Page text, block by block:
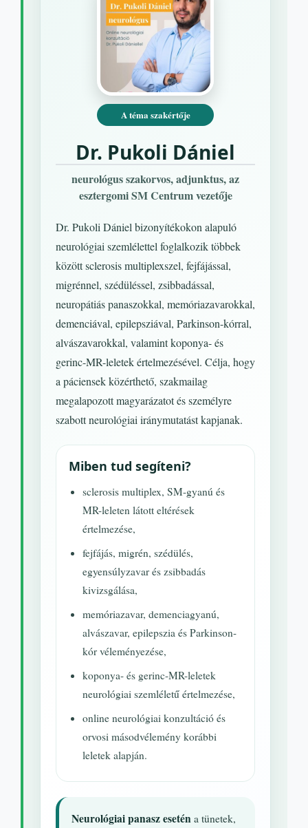
A téma szakértője
Dr. Pukoli Dániel
neurológus szakorvos, adjunktus, az
esztergomi SM Centrum vezetője
Dr. Pukoli Dániel bizonyítékokon alapuló
neurológiai szemlélettel foglalkozik többek
között sclerosis multiplexszel, fejfájással,
migrénnel, szédüléssel, zsibbadással,
neuropátiás panaszokkal, memóriazavarokkal,
demenciával, epilepsziával, Parkinson-kórral,
alvászavarokkal, valamint koponya- és
gerinc-MR-leletek értelmezésével. Célja, hogy
a páciensek közérthető, szakmailag
megalapozott magyarázatot és személyre
szabott neurológiai iránymutatást kapjanak.
Miben tud segíteni?
sclerosis multiplex, SM-gyanú és
MR-leleten látott eltérések
értelmezése,
fejfájás, migrén, szédülés,
egyensúlyzavar és zsibbadás
kivizsgálása,
memóriazavar, demenciagyanú,
alvászavar, epilepszia és Parkinson-
kór véleményezése,
koponya- és gerinc-MR-leletek
neurológiai szemléletű értelmezése,
online neurológiai konzultáció és
orvosi másodvélemény korábbi
leletek alapján.
Neurológiai panasz esetén a tünetek,